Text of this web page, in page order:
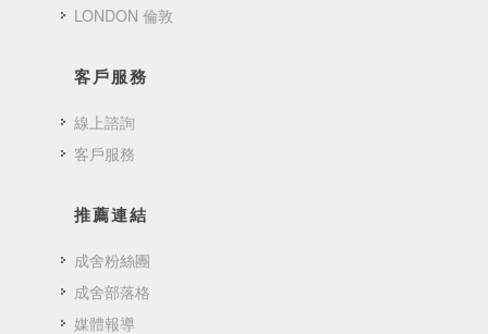
LONDON 倫敦
客戶服務
線上諮詢
客戶服務
推薦連結
成舍粉絲團
成舍部落格
媒體報導